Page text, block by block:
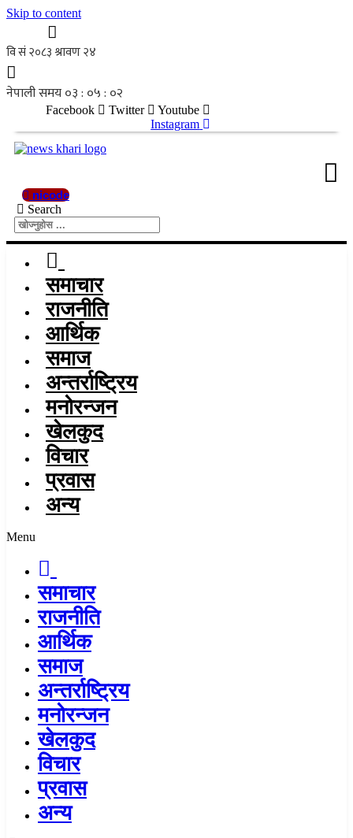
Skip to content
Facebook Twitter
Youtube
Instagram
nicode
Search
समाचार
राजनीति
आर्थिक
समाज
अन्तर्राष्ट्रिय
मनोरन्जन
खेलकुद
विचार
प्रवास
अन्य
Menu
समाचार
राजनीति
आर्थिक
समाज
अन्तर्राष्ट्रिय
मनोरन्जन
खेलकुद
विचार
प्रवास
अन्य